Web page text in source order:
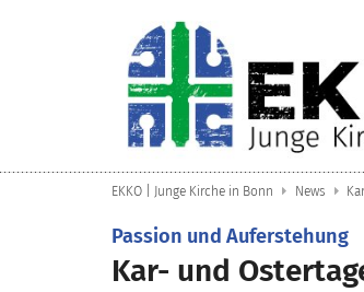
EKKO | Junge Kirche in Bonn News
Passion und Auferstehung:
Kar- und